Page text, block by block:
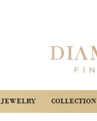
JEWELRY COLLECTION